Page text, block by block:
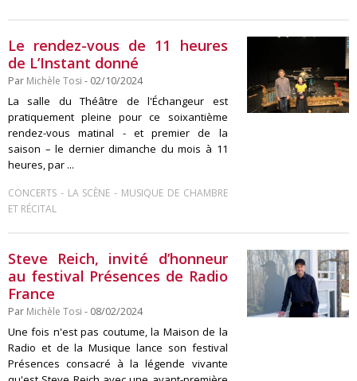
Le rendez-vous de 11 heures
de L’Instant donné
Par Michèle Tosi - 02/10/2024
La salle du Théâtre de l'Échangeur est
pratiquement pleine pour ce soixantième
rendez-vous matinal - et premier de la
saison – le dernier dimanche du mois à 11
heures, par ...
CONCERTS - LA SCÈNE - MUSIQUE DE CHAMBRE
ET RÉCITAL
Steve Reich, invité d’honneur
au festival Présences de Radio
France
Par Michèle Tosi - 08/02/2024
Une fois n'est pas coutume, la Maison de la
Radio et de la Musique lance son festival
Présences consacré à la légende vivante